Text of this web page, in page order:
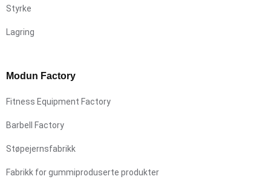
Styrke
Lagring
Modun Factory
Fitness Equipment Factory
Barbell Factory
Støpejernsfabrikk
Fabrikk for gummiproduserte produkter